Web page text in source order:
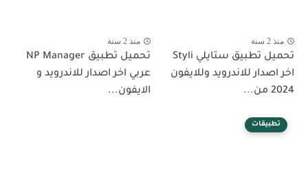
منذ 2 سنة
تحميل تطبيق ستايلي Styli
اخر اصدار للاندرويد وللايفون
2024 من...
منذ 2 سنة
تحميل تطبيق NP Manager
عربي اخر اصدار للاندرويد و
الايفون...
تطبيقات